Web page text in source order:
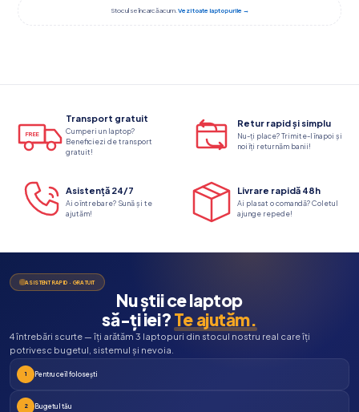
Stocul se încarcă acum.Vezi toate laptopurile →
FREE
Transport gratuit
Cumperi un laptop?
Beneficiezi de transport
gratuit!
Retur rapid și simplu
Nu-ți place? Trimite-l înapoi și
noi îți returnăm banii!
Asistență 24/7
Ai o întrebare? Sună și te
ajutăm!
Livrare rapidă 48h
Ai plasat o comandă? Coletul
ajunge repede!
ASISTENT RAPID · GRATUIT
Nu știi ce laptop
să-ți iei?Te ajutăm.
4 întrebări scurte — îți arătăm 3 laptopuri din stocul nostru real care îți
potrivesc bugetul, sistemul și nevoia.
1 Pentru ce îl folosești
2 Bugetul tău